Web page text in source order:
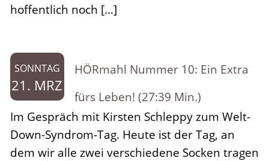
hoffentlich noch […]
SONNTAG
21. MRZ
HÖRmahl Nummer 10: Ein Extra
fürs Leben! (27:39 Min.)
Im Gespräch mit Kirsten Schleppy zum Welt-
Down-Syndrom-Tag. Heute ist der Tag, an
dem wir alle zwei verschiedene Socken tragen